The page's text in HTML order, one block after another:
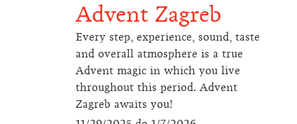
Advent Zagreb
Every step, experience, sound, taste
and overall atmosphere is a true
Advent magic in which you live
throughout this period. Advent
Zagreb awaits you!